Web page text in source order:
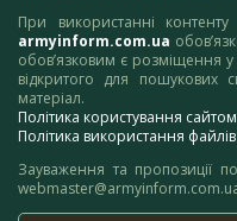
При використанні
armyinform.com.ua
обов’язковим є розміщення
відкритого для пошукових
матеріал.
Політика користування
Політика використання
Зауваження та пропозиції